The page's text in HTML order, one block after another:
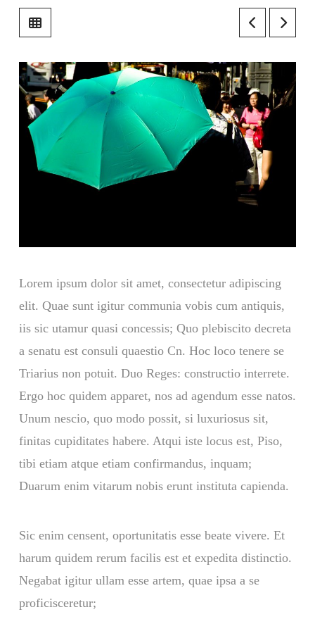
Lorem ipsum dolor sit amet, consectetur adipiscing
elit. Quae sunt igitur communia vobis cum antiquis,
iis sic utamur quasi concessis; Quo plebiscito decreta
a senatu est consuli quaestio Cn. Hoc loco tenere se
Triarius non potuit. Duo Reges: constructio interrete.
Ergo hoc quidem apparet, nos ad agendum esse natos.
Unum nescio, quo modo possit, si luxuriosus sit,
finitas cupiditates habere. Atqui iste locus est, Piso,
tibi etiam atque etiam confirmandus, inquam;
Duarum enim vitarum nobis erunt instituta capienda.
Sic enim censent, oportunitatis esse beate vivere. Et
harum quidem rerum facilis est et expedita distinctio.
Negabat igitur ullam esse artem, quae ipsa a se
proficisceretur;